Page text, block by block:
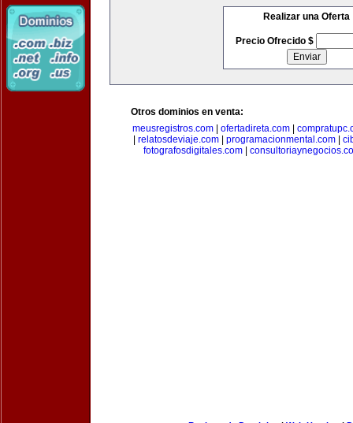
Realizar una Oferta
Precio Ofrecido $
Otros dominios en venta:
meusregistros.com| ofertadireta.com|
relatosdeviaje.com| programacionmental.com|
fotografosdigitales.com